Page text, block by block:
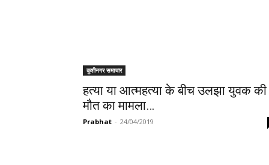
कुशीनगर समाचार
हत्या या आत्महत्या के बीच उलझा युवक की
मौत का मामला…
Prabhat - 24/04/2019